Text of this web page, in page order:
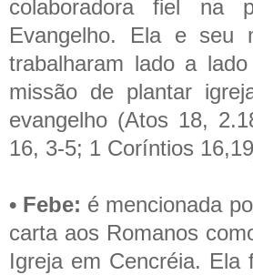
colaboradora fiel na
Evangelho. Ela e seu
trabalharam lado a
missão de plantar
evangelho (Atos 18,
16, 3-5; 1 Coríntios
• Febe: é mencionada
carta aos Romanos
Igreja em Cencréia. Ela